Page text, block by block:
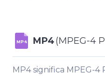
MP4 MP4(MPEG-4
MP4 significa MPEG-4